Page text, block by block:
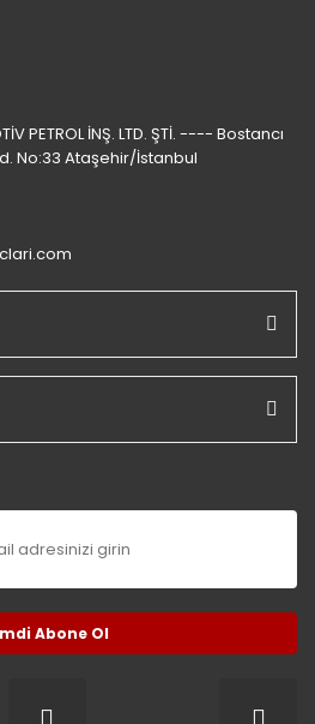
PETROL İNŞ. LTD. ŞTİ. ---- Bostancı
No:33 Ataşehir/İstanbul
Abone Ol